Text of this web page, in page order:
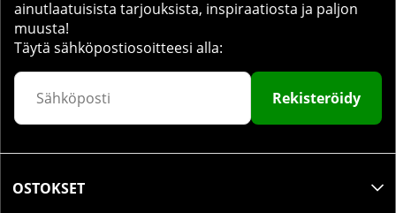
ainutlaatuisista tarjouksista, inspiraatiosta ja paljon
muusta!
Täytä sähköpostiosoitteesi alla:
Rekisteröidy
OSTOKSET